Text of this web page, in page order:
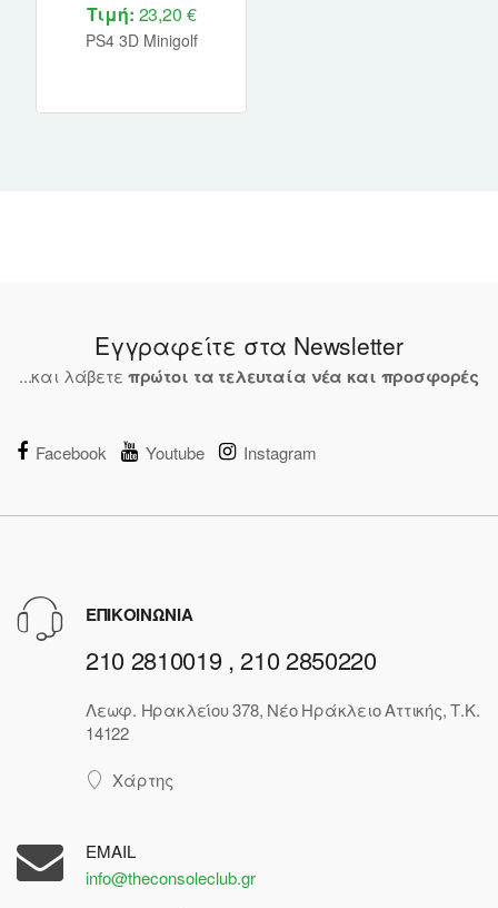
Τιμή: 23,20 €
PS4 3D Minigolf
Εγγραφείτε στα Newsletter
...και λάβετε πρώτοι τα τελευταία νέα και προσφορές
Facebook Youtube Instagram
ΕΠΙΚΟΙΝΩΝΙΑ
210 2810019 , 210 2850220
Λεωφ. Ηρακλείου 378, Νέο Ηράκλειο Αττικής, Τ.Κ.
14122
Χάρτης
EMAIL
info@theconsoleclub.gr